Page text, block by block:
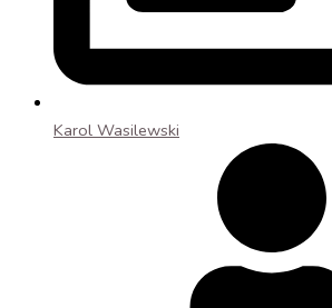
Karol Wasilewski